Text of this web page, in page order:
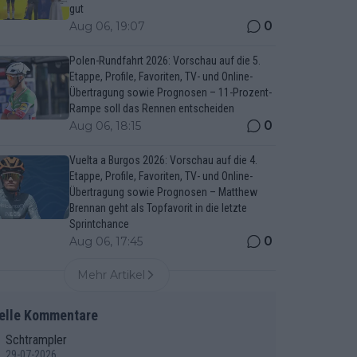
gut
Aug 06, 19:07 0
Polen-Rundfahrt 2026: Vorschau auf die 5.
Etappe, Profile, Favoriten, TV- und Online-
Übertragung sowie Prognosen – 11-Prozent-
Rampe soll das Rennen entscheiden
Aug 06, 18:15 0
Vuelta a Burgos 2026: Vorschau auf die 4.
Etappe, Profile, Favoriten, TV- und Online-
Übertragung sowie Prognosen – Matthew
Brennan geht als Topfavorit in die letzte
Sprintchance
Aug 06, 17:45 0
Mehr Artikel
Kommentare
Schtrampler